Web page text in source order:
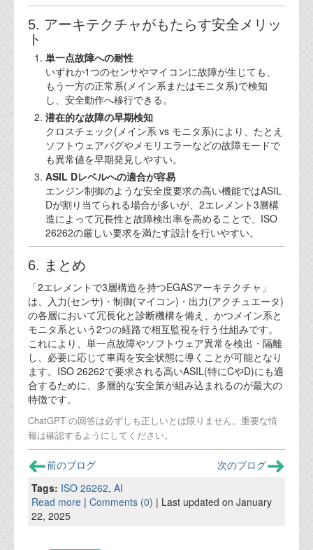
5. アーキテクチャがもたらす安全メリッ
ト
単一点故障への耐性
いずれか1つのセンサやマイコンに故障が生じても、
もう一方の正常系(メイン系またはモニタ系)で検知
し、安全動作へ移行できる。
潜在的な故障の早期検知
クロスチェック(メイン系 vs モニタ系)により、たとえ
ソフトウェアバグやメモリエラーなどの故障モードで
も異常値を早期発見しやすい。
ASIL Dレベルへの適合が容易
エンジン制御のような安全度要求の高い機能ではASIL
Dが割り当てられる場合が多いが、2エレメント3層構
造によって冗長性と故障検出率を高めることで、ISO
26262の厳しい要求を満たす設計を行いやすい。
6. まとめ
「2エレメントで3層構造を持つEGASアーキテクチャ」
は、入力(センサ)・制御(マイコン)・出力(アクチュエータ)
の各層において冗長化と診断機構を備え、かつメイン系と
モニタ系という2つの経路で相互監視を行う仕組みです。
これにより、単一点故障やソフトウェア異常を検出・隔離
し、必要に応じて車両を安全状態に導くことが可能となり
ます。ISO 26262で要求される高いASIL(特にCやD)にも適
合するために、多層的な安全策が組み込まれるのが最大の
特徴です。
ChatGPT の回答は必ずしも正しいとは限りません。重要な情
報は確認するようにしてください。
前のブログ
次のブログ
Tags: ISO 26262, AI
Read more | Comments (0) | Last updated on January
22, 2025